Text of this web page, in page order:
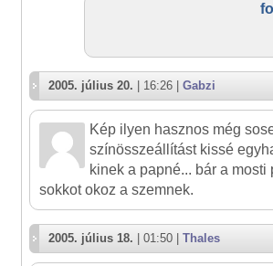
2005. július 20. | 16:26 | Gabzi
Kép ilyen hasznos még
színösszeállítást kissé
kinek a papné... bár a
sokkot okoz a szemnek.
2005. július 18. | 01:50 | Thales